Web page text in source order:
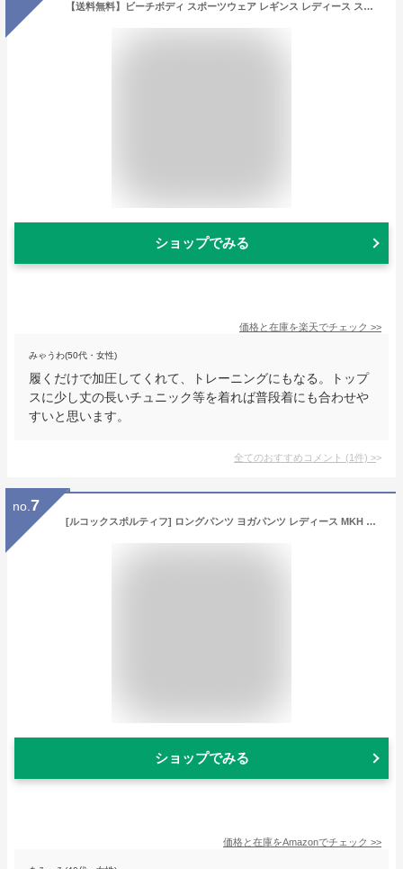
【送料無料】ビーチボディ スポーツウェア レギンス レディース スパッツ 10分丈 速乾性 タイツ スポーツレギンス 着圧タイツ ラッシュレギンス スポーツインナー 筋トレ ウェア 通気性 伸縮性 コンプレッション
ショップでみる
価格と在庫を楽天でチェック >>
みゃうわ(50代・女性)
履くだけで加圧してくれて、トレーニングにもなる。トップ
スに少し丈の長いチュニック等を着れば普段着にも合わせや
すいと思います。
全てのおすすめコメント (1件) >
no. 7
[ルコックスポルティフ] ロングパンツ ヨガパンツ レディース MKH 日本 L (日本サイズL相当)
ショップでみる
価格と在庫をAmazonでチェック >>